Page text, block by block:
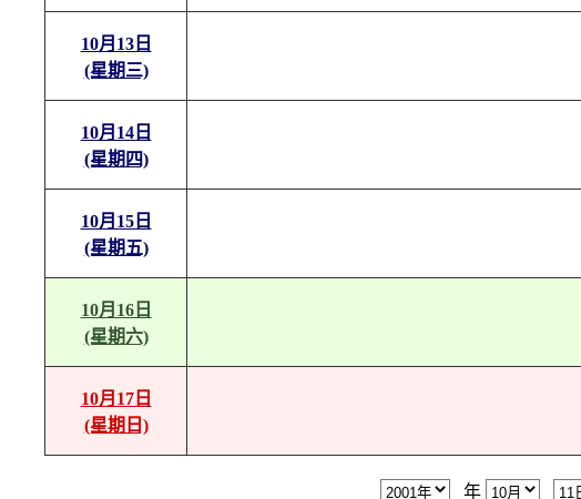
10月13日
(星期三)
10月14日
(星期四)
10月15日
(星期五)
10月16日
(星期六)
10月17日
(星期日)
年